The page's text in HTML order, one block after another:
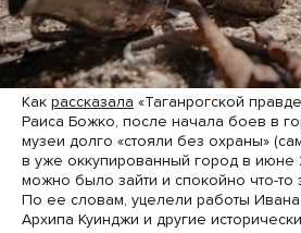
Как рассказала «Таганрогской
Раиса Божко, после начала боев в
музеи долго «стояли без охраны»
в уже оккупированный город в июне
можно было зайти и спокойно что-то
По ее словам, уцелели работы Ивана
Архипа Куинджи и другие